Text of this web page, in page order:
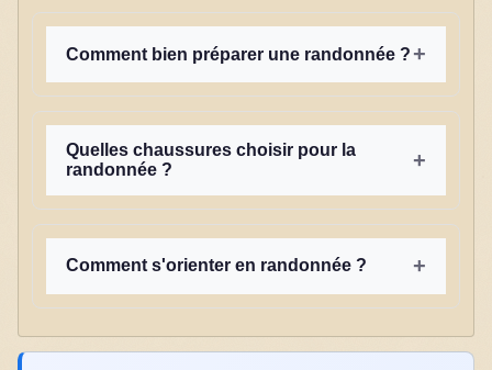
Comment bien préparer une randonnée ? +
Quelles chaussures choisir pour la
randonnée ?
+
Comment s'orienter en randonnée ? +